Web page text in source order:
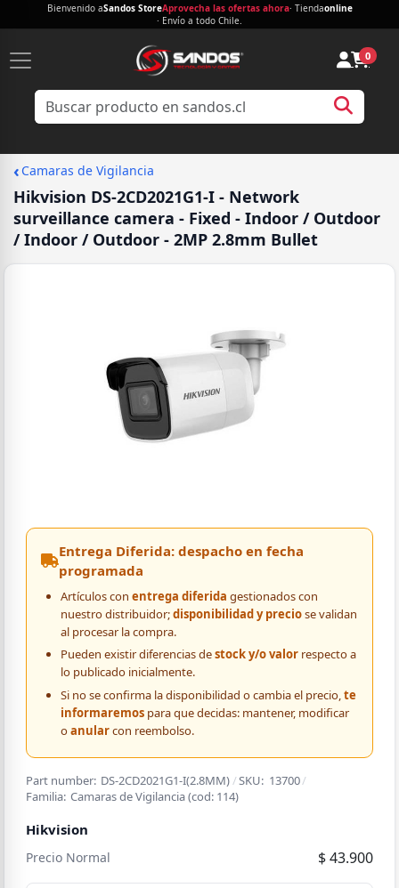
Bienvenido aSandos StoreAprovecha las ofertas ahora· Tiendaonline
· Envío a todo Chile.
0
‹ Camaras de Vigilancia
Hikvision DS-2CD2021G1-I - Network
surveillance camera - Fixed - Indoor / Outdoor
/ Indoor / Outdoor - 2MP 2.8mm Bullet
Entrega Diferida: despacho en fecha
programada
Artículos con entrega diferida gestionados con
nuestro distribuidor;disponibilidad y preciose validan
al procesar la compra.
Pueden existir diferencias destock y/o valorrespecto a
lo publicado inicialmente.
Si no se confirma la disponibilidad o cambia el precio,te
informaremospara que decidas: mantener, modificar
oanularcon reembolso.
Part number: DS-2CD2021G1-I(2.8MM) /SKU: 13700/
Familia: Camaras de Vigilancia(cod: 114)
Hikvision
Precio Normal $ 43.900